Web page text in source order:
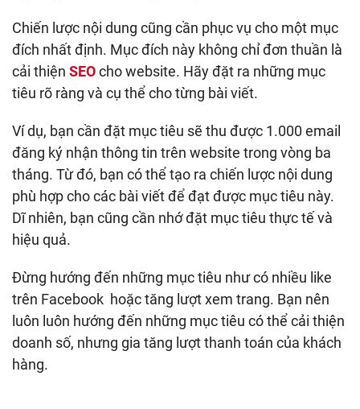
Chiến lược nội dung cũng cần phục vụ cho một mục
đích nhất định. Mục đích này không chỉ đơn thuần là
cải thiện SEOcho website. Hãy đặt ra những mục
tiêu rõ ràng và cụ thể cho từng bài viết.
Ví dụ, bạn cần đặt mục tiêu sẽ thu được 1.000 email
đăng ký nhận thông tin trên website trong vòng ba
tháng. Từ đó, bạn có thể tạo ra chiến lược nội dung
phù hợp cho các bài viết để đạt được mục tiêu này.
Dĩ nhiên, bạn cũng cần nhớ đặt mục tiêu thực tế và
hiệu quả.
Đừng hướng đến những mục tiêu như có nhiều like
trên Facebook hoặc tăng lượt xem trang. Bạn nên
luôn luôn hướng đến những mục tiêu có thể cải thiện
doanh số, nhưng gia tăng lượt thanh toán của khách
hàng.